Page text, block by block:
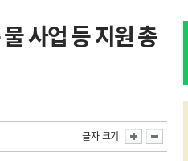
사업 등 지원 총
글자 크기